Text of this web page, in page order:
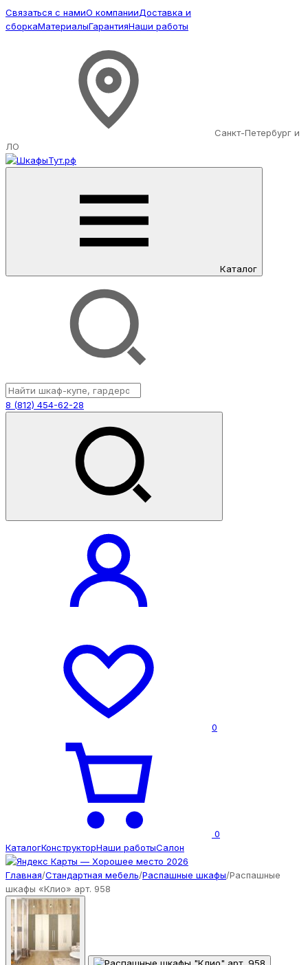
Связаться с намиО компанииДоставка и
сборкаМатериалыГарантияНаши работы
Санкт-Петербург и
ЛО
Каталог
8 (812) 454-62-28
0
0
КаталогКонструкторНаши работыСалон
Главная/Стандартная мебель/Распашные шкафы/Распашные
шкафы «Клио» арт. 958